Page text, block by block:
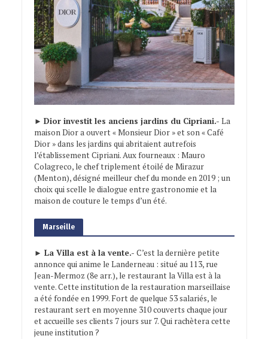
► Dior investit les anciens jardins du Cipriani.- La
maison Dior a ouvert « Monsieur Dior » et son « Café
Dior » dans les jardins qui abritaient autrefois
l’établissement Cipriani. Aux fourneaux : Mauro
Colagreco, le chef triplement étoilé de Mirazur
(Menton), désigné meilleur chef du monde en 2019 ; un
choix qui scelle le dialogue entre gastronomie et la
maison de couture le temps d’un été.
Marseille
► La Villa est à la vente.- C’est la dernière petite
annonce qui anime le Landerneau : situé au 113, rue
Jean-Mermoz (8e arr.), le restaurant la Villa est à la
vente. Cette institution de la restauration marseillaise
a été fondée en 1999. Fort de quelque 53 salariés, le
restaurant sert en moyenne 310 couverts chaque jour
et accueille ses clients 7 jours sur 7. Qui rachètera cette
jeune institution ?